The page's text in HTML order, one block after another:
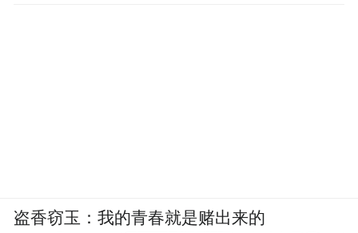
盗香窃玉：我的青春就是赌出来的